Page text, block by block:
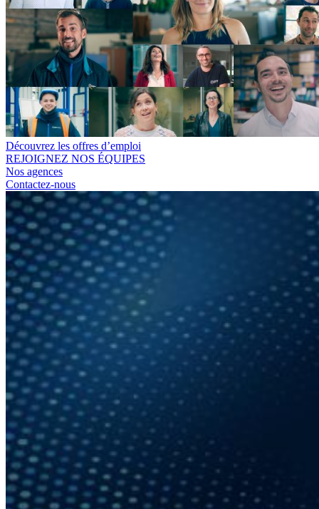
Découvrez les offres d’emploi
REJOIGNEZ NOS ÉQUIPES
Nos agences
Contactez-nous